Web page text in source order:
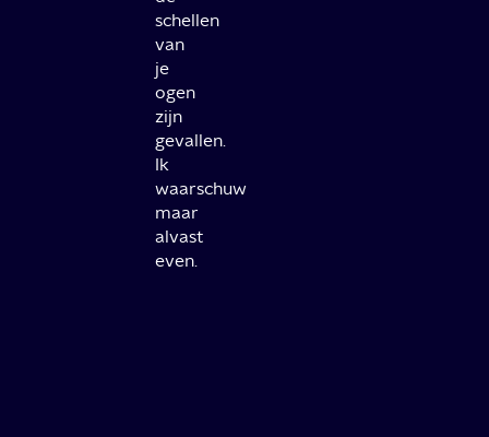
schellen
van
je
ogen
zijn
gevallen.
Ik
waarschuw
maar
alvast
even.